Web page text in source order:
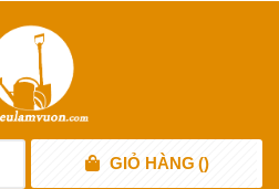
GIỎ HÀNG ()